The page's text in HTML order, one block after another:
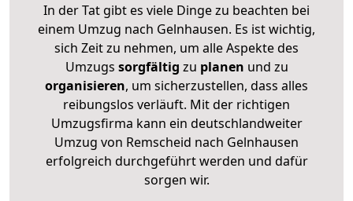
In der Tat gibt es viele Dinge zu beachten bei
einem Umzug nach Gelnhausen. Es ist wichtig,
sich Zeit zu nehmen, um alle Aspekte des
Umzugs sorgfältig zu planen und zu
organisieren, um sicherzustellen, dass alles
reibungslos verläuft. Mit der richtigen
Umzugsfirma kann ein deutschlandweiter
Umzug von Remscheid nach Gelnhausen
erfolgreich durchgeführt werden und dafür
sorgen wir.